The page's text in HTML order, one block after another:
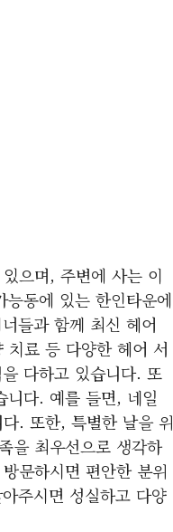
으며, 주변에 사는 이
동에 있는 한인타운에
들과 함께 최신 헤어
료 등 다양한 헤어 서
다하고 있습니다. 또
니다. 예를 들면, 네일
. 또한, 특별한 날을 위
을 최우선으로 생각하
문하시면 편안한 분위
주시면 성실하고 다양